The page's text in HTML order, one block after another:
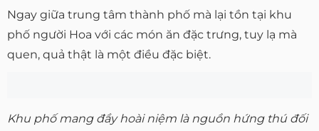
Ngay giữa trung tâm thành phố mà lại tồn tại khu
phố người Hoa với các món ăn đặc trưng, tuy lạ mà
quen, quả thật là một điều đặc biệt.
Khu phố mang đầy hoài niệm là nguồn hứng thú đối